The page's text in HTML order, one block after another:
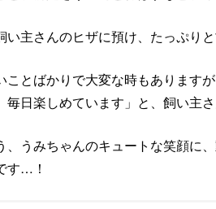
主さんのヒザに預け、たっぷりと
ことばかりで大変な時もあります
日楽しめています」と、飼い主さ
、うみちゃんのキュートな笑顔に
す…！